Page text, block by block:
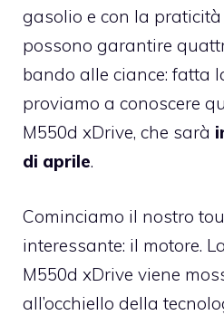
gasolio e con la
possono garantire
bando alle ciance: fatta
proviamo a conoscere
M550d xDrive, che sarà
di aprile.
Cominciamo il nostro
interessante: il motore.
M550d xDrive viene
all’occhiello della